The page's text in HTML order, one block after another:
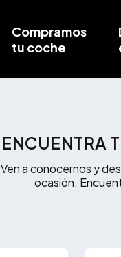
Compramos
tu coche
ENCUENTRA
Ven a conocernos y
ocasión.